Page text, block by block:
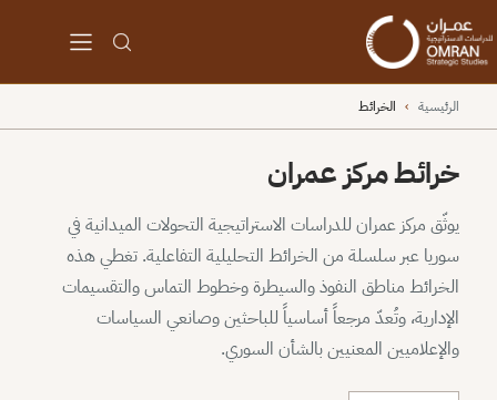
الرئيسية › الخرائط
خرائط مركز عمران
يوثّق مركز عمران للدراسات الاستراتيجية التحولات الميدانية في
سوريا عبر سلسلة من الخرائط التحليلية التفاعلية. تغطي هذه
الخرائط مناطق النفوذ والسيطرة وخطوط التماس والتقسيمات
الإدارية، وتُعدّ مرجعاً أساسياً للباحثين وصانعي السياسات
والإعلاميين المعنيين بالشأن السوري.